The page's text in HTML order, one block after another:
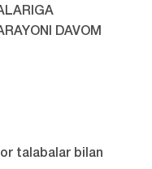
DAVOM
talabalar bilan